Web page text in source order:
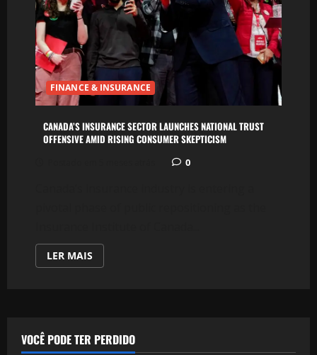
IN
2026
FINANCE & INSURANCE
CANADA’S INSURANCE SECTOR LAUNCHES NATIONAL TRUST
OFFENSIVE AMID RISING CONSUMER SKEPTICISM
0
LER MAIS
MAIS
TRUST
OFFENSIVE
VOCÊ PODE TER PERDIDO